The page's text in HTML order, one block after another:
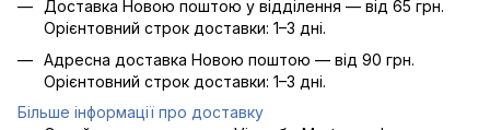
Доставка Новою поштою у відділення — від 65 грн.
Орієнтовний строк доставки: 1–3 дні.
Адресна доставка Новою поштою — від 90 грн.
Орієнтовний строк доставки: 1–3 дні.
Більше інформації про доставку